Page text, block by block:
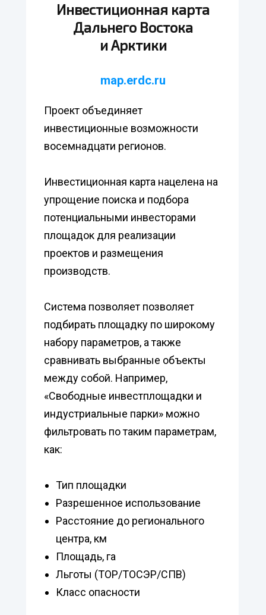
Инвестиционная карта
Дальнего Востока
иАрктики
Проект объединяет
инвестиционные возможности
восемнадцати регионов.
Инвестиционная карта нацелена на
упрощение поиска и подбора
потенциальными инвесторами
площадок для реализации
проектов и размещения
производств.
Система позволяет позволяет
подбирать площадку по широкому
набору параметров, а также
сравнивать выбранные объекты
между собой. Например,
«Свободные инвестплощадки и
индустриальные парки» можно
фильтровать по таким параметрам,
как:
Тип площадки
Разрешенное использование
Расстояние до регионального
центра, км
Площадь, га
Льготы (ТОР/ТОСЭР/СПВ)
Класс опасности
map.erdc.ru